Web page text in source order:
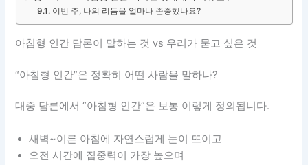
이번 주, 나의 리듬을 얼마나 존중했나요?
아침형 인간 담론이 말하는 것 vs 우리가 묻고 싶은 것
“아침형 인간”은 정확히 어떤 사람을 말하나?
대중 담론에서 “아침형 인간”은 보통 이렇게 정의됩니다.
새벽~이른 아침에 자연스럽게 눈이 뜨이고
오전 시간에 집중력이 가장 높으며